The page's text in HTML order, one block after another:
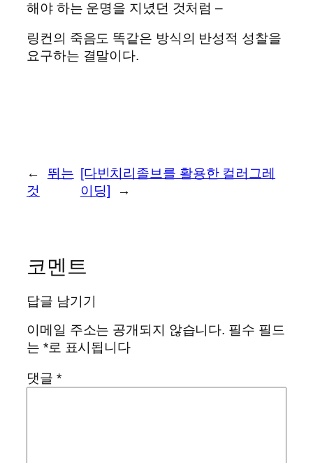
해야 하는 운명을 지녔던 것처럼 –
링컨의 죽음도 똑같은 방식의 반성적 성찰을
요구하는 결말이다.
←
뛰는
것
[다빈치리졸브를 활용한 컬러그레
이딩]
→
코멘트
답글 남기기
이메일 주소는 공개되지 않습니다. 필수 필드
는 *로 표시됩니다
댓글 *